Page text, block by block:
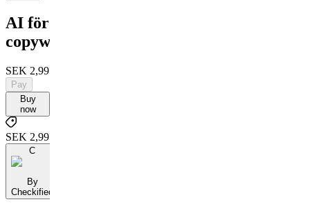
AI för
copywriters
SEK 2,995
Pay
Buy
now
SEK 2,995
C
By
Checkified